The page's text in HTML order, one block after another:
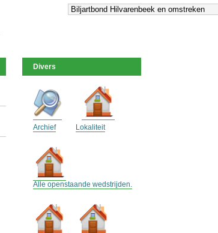
Divers
Archief Lokaliteit
Alle openstaande wedstrijden.